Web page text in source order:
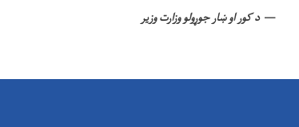
د کور او ښار جوړولو وزارت وزیر